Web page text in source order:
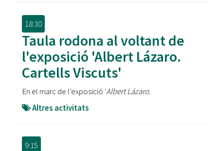
18:30
Taula rodona al voltant de
l'exposició 'Albert Lázaro.
Cartells Viscuts'
En el marc de l’exposició 'Albert Lázaro.
Altres activitats
9:15